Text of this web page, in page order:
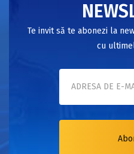
Te invit să te abonezi la
cu